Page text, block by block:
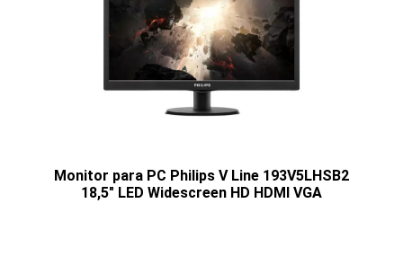
Monitor para PC Philips V Line 193V5LHSB2
18,5" LED Widescreen HD HDMI VGA